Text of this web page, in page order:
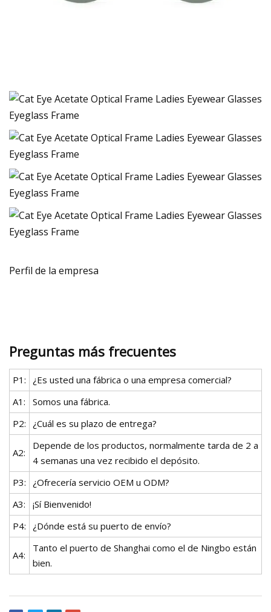
Perfil de la empresa
Preguntas más frecuentes
P1:
¿Es usted una fábrica o una empresa comercial?
A1:
Somos una fábrica.
P2:
¿Cuál es su plazo de entrega?
A2:
Depende de los productos, normalmente tarda de 2 a
4 semanas una vez recibido el depósito.
P3:
¿Ofrecería servicio OEM u ODM?
A3:
¡Sí Bienvenido!
P4:
¿Dónde está su puerto de envío?
A4:
Tanto el puerto de Shanghai como el de Ningbo están
bien.